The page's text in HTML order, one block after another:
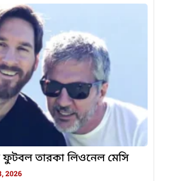
ফুটবল তারকা লিওনেল মেসি
2026